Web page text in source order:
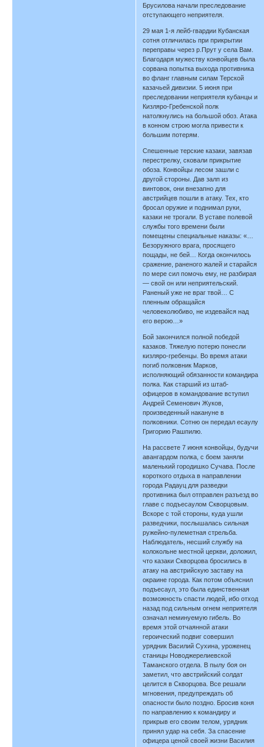
Брусилова начали преследование
отступающего неприятеля.
29 мая 1-я лейб-гвардии Кубанская
сотня отличилась при прикрытии
переправы через р.Прут у села Вам.
Благодаря мужеству конвойцев была
сорвана попытка выхода противника
во фланг главным силам Терской
казачьей дивизии. 5 июня при
преследовании неприятеля кубанцы и
Кизляро-Гребенской полк
натолкнулись на большой обоз. Атака
в конном строю могла привести к
большим потерям.
Спешенные терские казаки, завязав
перестрелку, сковали прикрытие
обоза. Конвойцы лесом зашли с
другой стороны. Дав залп из
винтовок, они внезапно для
австрийцев пошли в атаку. Тех, кто
бросал оружие и поднимал руки,
казаки не трогали. В уставе полевой
службы того времени были
помещены специальные наказы: «…
Безоружного врага, просящего
пощады, не бей… Когда окончилось
сражение, раненого жалей и старайся
по мере сил помочь ему, не разбирая
— свой он или неприятельский.
Раненый уже не враг твой… С
пленным обращайся
человеколюбиво, не издевайся над
его верою…»
Бой закончился полной победой
казаков. Тяжелую потерю понесли
кизляро-гребенцы. Во время атаки
погиб полковник Марков,
исполняющий обязанности командира
полка. Как старший из штаб-
офицеров в командование вступил
Андрей Семенович Жуков,
произведенный накануне в
полковники. Сотню он передал есаулу
Григорию Рашпилю.
На рассвете 7 июня конвойцы, будучи
авангардом полка, с боем заняли
маленький городишко Сучава. После
короткого отдыха в направлении
города Радауц для разведки
противника был отправлен разъезд во
главе с подъесаулом Скворцовым.
Вскоре с той стороны, куда ушли
разведчики, послышалась сильная
ружейно-пулеметная стрельба.
Наблюдатель, несший службу на
колокольне местной церкви, доложил,
что казаки Скворцова бросились в
атаку на австрийскую заставу на
окраине города. Как потом объяснил
подъесаул, это была единственная
возможность спасти людей, ибо отход
назад под сильным огнем неприятеля
означал неминуемую гибель. Во
время этой отчаянной атаки
героический подвиг совершил
урядник Василий Сухина, уроженец
станицы Новоджерелиевской
Таманского отдела. В пылу боя он
заметил, что австрийский солдат
целится в Скворцова. Все решали
мгновения, предупреждать об
опасности было поздно. Бросив коня
по направлению к командиру и
прикрыв его своим телом, урядник
принял удар на себя. За спасение
офицера ценой своей жизни Василия